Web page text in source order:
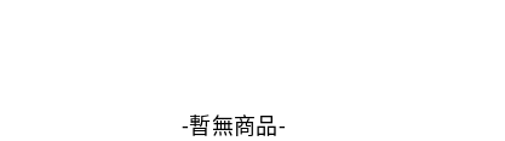
-暫無商品-